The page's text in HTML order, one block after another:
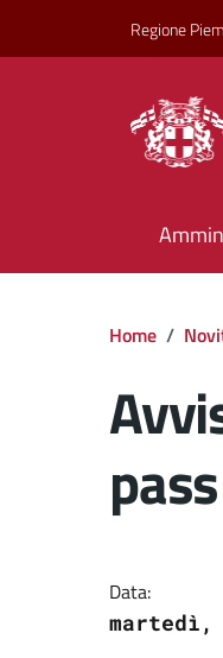
Regione
Home /
Data:
martedì,